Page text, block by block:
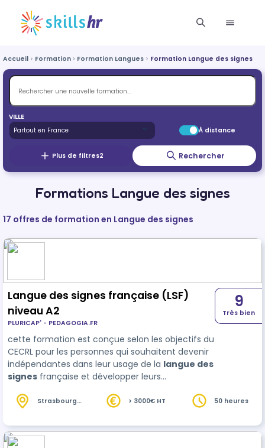
Accueil Formation Formation Langues Formation Langue des signes
VILLE
À distance
Plus de filtres2 Rechercher
Formations Langue des signes
17 offres de formation en Langue des signes
Langue des signes française (LSF)
niveau A2
PLURICAP' - PEDAGOGIA.FR
cette formation est conçue selon les objectifs du
CECRL pour les personnes qui souhaitent devenir
indépendantes dans leur usage de la langue des
signes française et développer leurs
professionnelles.
9
Très bien
Strasbourg
> 3000€ HT 50 heures